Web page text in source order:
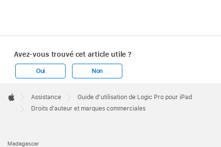
Avez-vous trouvé cet article utile ?
Oui Non
Footer

Apple
Assistance
Guide d’utilisation de Logic Pro pour iPad
Droits d’auteur et marques commerciales
Madagascar